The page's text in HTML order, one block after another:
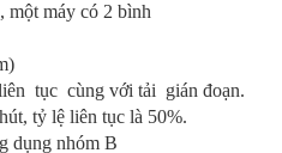
một máy có 2 bình
tục cùng với tải gián đoạn.
tỷ lệ liên tục là 50%.
dụng nhóm B